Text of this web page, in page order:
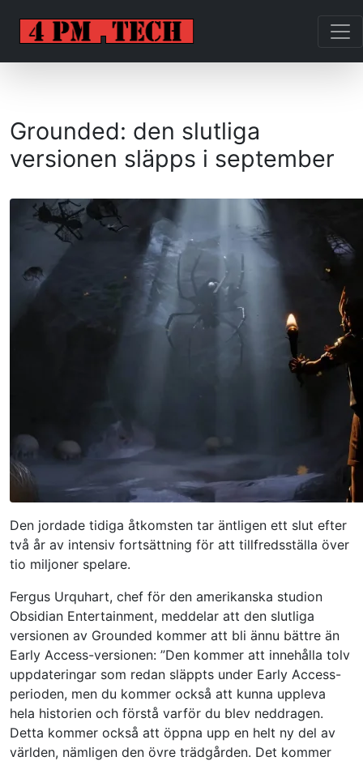
Grounded: den slutliga
versionen släpps i september
Den jordade tidiga åtkomsten tar äntligen ett slut efter
två år av intensiv fortsättning för att tillfredsställa över
tio miljoner spelare.
Fergus Urquhart, chef för den amerikanska studion
Obsidian Entertainment, meddelar att den slutliga
versionen av Grounded kommer att bli ännu bättre än
Early Access-versionen: ”Den kommer att innehålla tolv
uppdateringar som redan släppts under Early Access-
perioden, men du kommer också att kunna uppleva
hela historien och förstå varför du blev neddragen.
Detta kommer också att öppna upp en helt ny del av
världen, nämligen den övre trädgården. Det kommer